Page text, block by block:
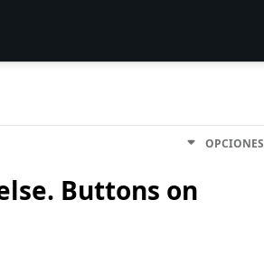
OPCIONES
Buttons on